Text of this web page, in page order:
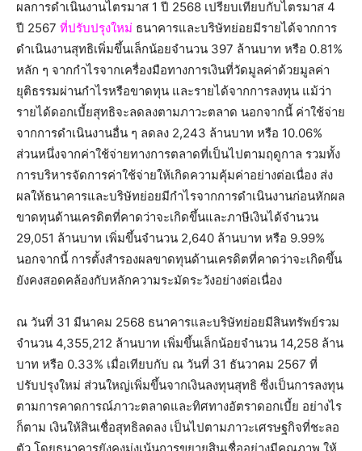
ผลการดำเนินงานไตรมาส 1 ปี 2568 เปรียบเทียบกับไตรมาส 4
ปี 2567 ที่ปรับปรุงใหม่ ธนาคารและบริษัทย่อยมีรายได้จากการ
ดำเนินงานสุทธิเพิ่มขึ้นเล็กน้อยจำนวน 397 ล้านบาท หรือ 0.81%
หลัก ๆ จากกำไรจากเครื่องมือทางการเงินที่วัดมูลค่าด้วยมูลค่า
ยุติธรรมผ่านกำไรหรือขาดทุน และรายได้จากการลงทุน แม้ว่า
รายได้ดอกเบี้ยสุทธิจะลดลงตามภาวะตลาด นอกจากนี้ ค่าใช้จ่าย
จากการดำเนินงานอื่น ๆ ลดลง 2,243 ล้านบาท หรือ 10.06%
ส่วนหนึ่งจากค่าใช้จ่ายทางการตลาดที่เป็นไปตามฤดูกาล รวมทั้ง
การบริหารจัดการค่าใช้จ่ายให้เกิดความคุ้มค่าอย่างต่อเนื่อง ส่ง
ผลให้ธนาคารและบริษัทย่อยมีกำไรจากการดำเนินงานก่อนหักผล
ขาดทุนด้านเครดิตที่คาดว่าจะเกิดขึ้นและภาษีเงินได้จำนวน
29,051 ล้านบาท เพิ่มขึ้นจำนวน 2,640 ล้านบาท หรือ 9.99%
นอกจากนี้ การตั้งสำรองผลขาดทุนด้านเครดิตที่คาดว่าจะเกิดขึ้น
ยังคงสอดคล้องกับหลักความระมัดระวังอย่างต่อเนื่อง
ณ วันที่ 31 มีนาคม 2568 ธนาคารและบริษัทย่อยมีสินทรัพย์รวม
จำนวน 4,355,212 ล้านบาท เพิ่มขึ้นเล็กน้อยจำนวน 14,258 ล้าน
บาท หรือ 0.33% เมื่อเทียบกับ ณ วันที่ 31 ธันวาคม 2567 ที่
ปรับปรุงใหม่ ส่วนใหญ่เพิ่มขึ้นจากเงินลงทุนสุทธิ ซึ่งเป็นการลงทุน
ตามการคาดการณ์ภาวะตลาดและทิศทางอัตราดอกเบี้ย อย่างไร
ก็ตาม เงินให้สินเชื่อสุทธิลดลง เป็นไปตามภาวะเศรษฐกิจที่ชะลอ